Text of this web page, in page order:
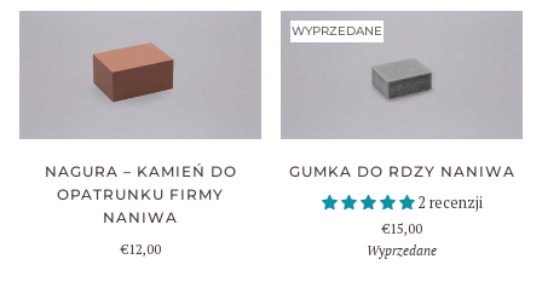
NAGURA – KAMIEŃ DO
OPATRUNKU FIRMY
NANIWA
€12,00
WYPRZEDANE
GUMKA DO RDZY NANIWA
2 recenzji
€15,00
Wyprzedane